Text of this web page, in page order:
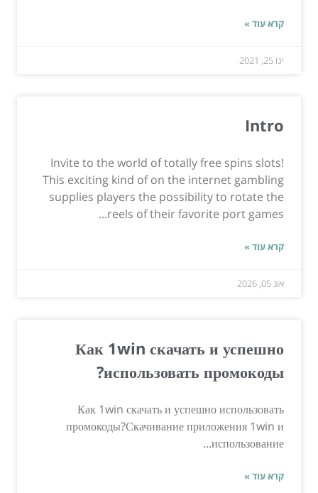
קרא עוד »
ינו 25, 2021
Intro
Invite to the world of totally free spins slots!
This exciting kind of on the internet gambling
supplies players the possibility to rotate the
reels of their favorite port games...
קרא עוד »
אוג 05, 2026
Как 1win скачать и успешно
использовать промокоды?
Как 1win скачать и успешно использовать
промокоды?Скачивание приложения 1win и
использование...
קרא עוד »